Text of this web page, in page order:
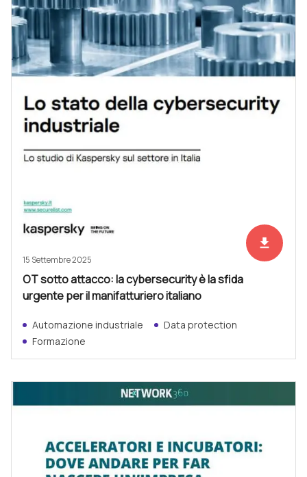
Scarica
file_download
15 Settembre 2025
OT sotto attacco: la cybersecurity è la sfida
urgente per il manifatturiero italiano
Automazione industriale
Data protection
Formazione